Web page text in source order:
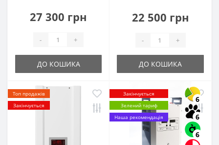
27 300 грн
- +
ДО КОШИКА
22 500 грн
- +
ДО КОШИКА
Топ продажів
Закінчується
Закінчується
Зелений тариф
Наша рекомендація
6
6
6